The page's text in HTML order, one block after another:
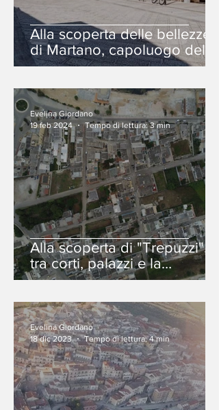
Alla scoperta delle bellezze
di Martano, capoluogo della
Grecìa Salentina
Alla scoperta di "Trepuzzi",
tra corti, palazzi e la
splendida natura salentina
Evelina Giordano
19 feb 2024
Tempo di lettura: 3 min
Evelina Giordano
18 dic 2023
Tempo di lettura: 4 min